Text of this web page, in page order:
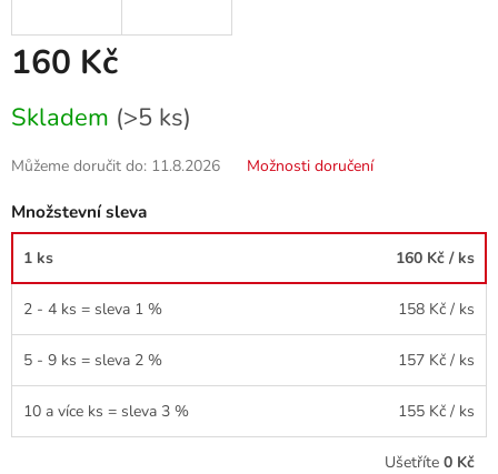
160 Kč
cena:
Skladem (>5 ks)
Můžeme doručit do: 11.8.2026 Možnosti doručení
Množstevní sleva
1 ks 160 Kč / ks
2 - 4 ks = sleva 1 % 158 Kč / ks
5 - 9 ks = sleva 2 % 157 Kč / ks
10 a více ks = sleva 3 % 155 Kč / ks
Ušetříte 0 Kč